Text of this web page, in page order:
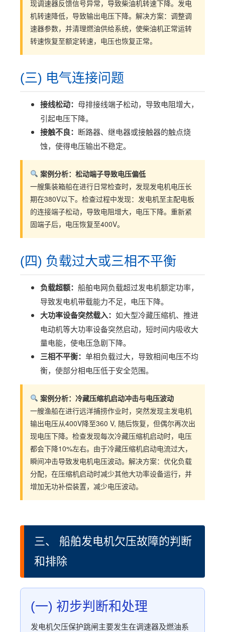
现调速器反馈信号异常，导致柴油机转速下降。发电
机转速降低，导致输出电压下降。解决方案：调整调
速器参数，并清理燃油供给系统，使柴油机正常运转
转速恢复至额定转速，电压也恢复正常。
(三) 电气连接问题
接线松动： 母排接线端子松动，导致电阻增大，
引起电压下降。
接触不良： 断路器、继电器或接触器的触点烧
蚀，使得电压输出不稳定。
案例分析：松动端子导致电压偏低
一艘集装箱船在进行日常检查时，发现发电机电压长
期在380V以下。检查过程中发现：发电机至主配电板
的连接端子松动，导致电阻增大，电压下降。重新紧
固端子后，电压恢复至400V。
(四) 负载过大或三相不平衡
负载超额： 船舶电网负载超过发电机额定功率，
导致发电机带载能力不足，电压下降。
大功率设备突然载入： 如大型冷藏压缩机、推进
电动机等大功率设备突然启动，短时间内吸收大
量电能，使电压急剧下降。
三相不平衡： 单相负载过大，导致相间电压不均
衡，使部分相电压低于安全范围。
案例分析：冷藏压缩机启动冲击与电压波动
一艘渔船在进行远洋捕捞作业时，突然发现主发电机
输出电压从400V降至360 V, 随后恢复，但偶尔再次出
现电压下降。检查发现每次冷藏压缩机启动时，电压
都会下降10%左右。由于冷藏压缩机启动电流过大，
瞬间冲击导致发电机电压波动。解决方案：优化负载
分配，在压缩机启动时减少其他大功率设备运行，并
增加无功补偿装置，减少电压波动。
三、 船舶发电机欠压故障的判断
和排除
(一) 初步判断和处理
发电机欠压保护跳闸主要发生在调速器及燃油系